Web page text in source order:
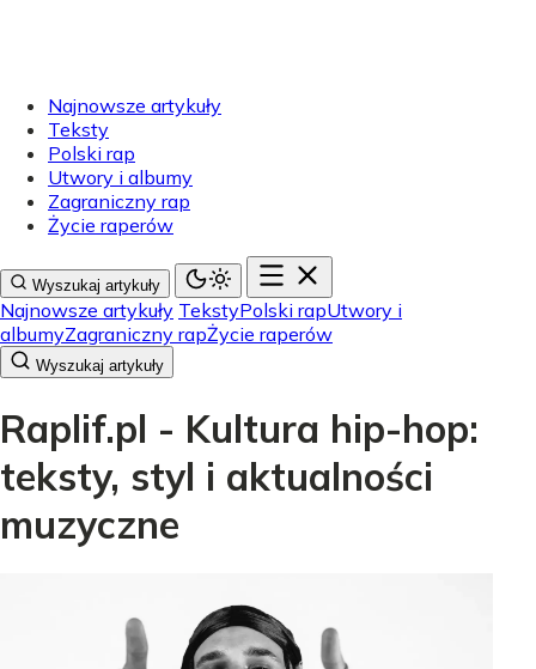
Najnowsze artykuły
Teksty
Polski rap
Utwory i albumy
Zagraniczny rap
Życie raperów
Wyszukaj artykuły
Najnowsze artykuły TekstyPolski rapUtwory i
albumyZagraniczny rapŻycie raperów
Wyszukaj artykuły
Raplif.pl - Kultura hip-hop:
teksty, styl i aktualności
muzyczne